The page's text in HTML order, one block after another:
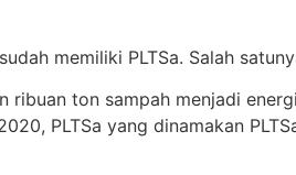
memiliki PLTSa. Salah
ton sampah menjadi
PLTSa yang dinamakan